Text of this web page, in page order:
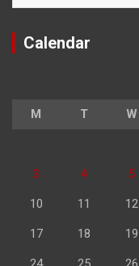
Calendar
M T W
3 4 5
10 11 12
17 18 19